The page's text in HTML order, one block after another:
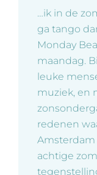
…ik in de
ga tango
Monday
maandag.
leuke
muziek, en
redenen
achtige